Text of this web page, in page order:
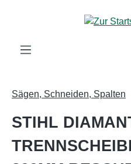
Zum Hauptinhalt springen
Sägen, Schneiden, Spalten
STIHL